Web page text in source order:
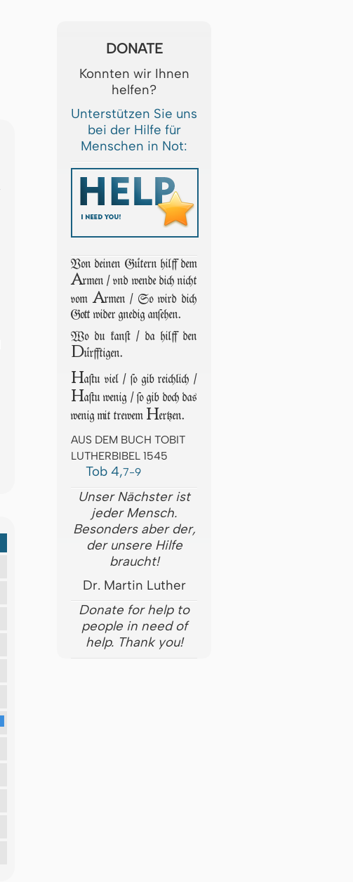
DONATE
Konnten wir Ihnen
helfen?
Unterstützen Sie uns
bei der Hilfe für
Menschen in Not:
Von deinen Gütern hilff dem
Armen / vnd wende dich nicht
vomArmen / So wird dich
Gott wider gnedig anſehen.
Wo du kanſt / da hilff den
Dürfftigen.
Haſtu viel / ſo gib reichlich /
Haſtu wenig / ſo gib doch das
wenig mit trewem Hertzen.
AUS DEM BUCH TOBIT
LUTHERBIBEL 1545
Tob 4,7-9
Unser Nächster ist
jeder Mensch.
Besonders aber der,
der unsere Hilfe
braucht!
Dr. Martin Luther
Donate for help to
people in need of
help. Thank you!